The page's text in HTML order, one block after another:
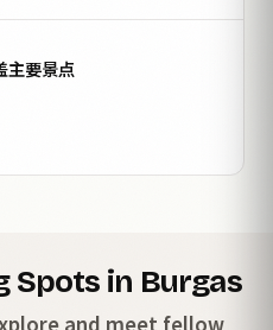
主要景点
Spots in Burgas
and meet fellow